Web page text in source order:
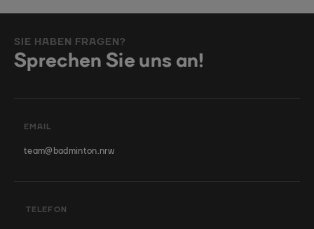
SIE HABEN FRAGEN?
Sprechen Sie uns an!
EMAIL
team@badminton.nrw
TELEFON